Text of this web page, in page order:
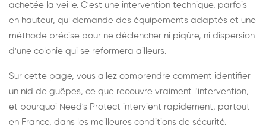
achetée la veille. C'est une intervention technique, parfois
en hauteur, qui demande des équipements adaptés et une
méthode précise pour ne déclencher ni piqûre, ni dispersion
d'une colonie qui se reformera ailleurs.
Sur cette page, vous allez comprendre comment identifier
un nid de guêpes, ce que recouvre vraiment l'intervention,
et pourquoi Need's Protect intervient rapidement, partout
en France, dans les meilleures conditions de sécurité.